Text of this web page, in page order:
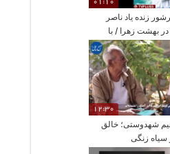
01:10
زنده یاد ناصر
در بهشت زهرا / با
خلیلی و بهنام
خسرو شکیبایی و
یداللهی
12:30
شهدوستی؛ خالق
سیاه زنگی